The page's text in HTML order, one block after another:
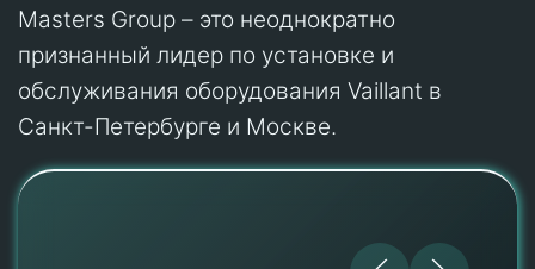
Masters Group – это неоднократно
признанный лидер по установке и
обслуживания оборудования Vaillant в
Санкт-Петербурге и Москве.